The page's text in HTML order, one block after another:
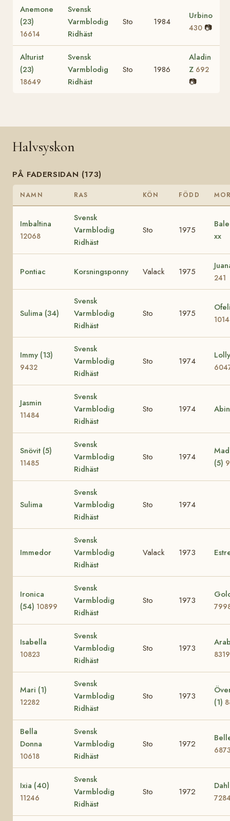
Anemone
(23)
16614
Svensk
Varmblodig
Ridhäst
Sto 1984
Urbino
430 📷
Alturist
(23)
18649
Svensk
Varmblodig
Ridhäst
Sto 1986
Aladin
Z 692
📷
Halvsyskon
PÅ FADERSIDAN (173)
NAMN RAS KÖN FÖDD
Imbaltina
12068
Svensk
Varmblodig
Ridhäst
Sto 1975
xx
Pontiac Korsningsponny Valack 1975
241
Sulima (34)
Svensk
Varmblodig
Ridhäst
Sto 1975
Immy (13)
9432
Svensk
Varmblodig
Ridhäst
Sto 1974
Jasmin
11484
Svensk
Varmblodig
Ridhäst
Sto 1974
Snövit (5)
11485
Svensk
Varmblodig
Ridhäst
Sto 1974
(5)
Sulima
Svensk
Varmblodig
Ridhäst
Sto 1974
Immedor
Svensk
Varmblodig
Ridhäst
Valack 1973
Ironica
(54) 10899
Svensk
Varmblodig
Ridhäst
Sto 1973
Isabella
10823
Svensk
Varmblodig
Ridhäst
Sto 1973
8319
Mari (1)
12282
Svensk
Varmblodig
Ridhäst
Sto 1973
(1)
Bella
Donna
10618
Svensk
Varmblodig
Ridhäst
Sto 1972
Ixia (40)
11246
Svensk
Varmblodig
Ridhäst
Sto 1972